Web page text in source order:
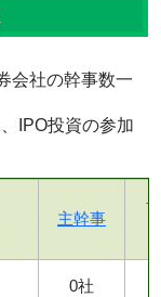
会社の幹事数一
IPO投資の参加
主幹事
0社